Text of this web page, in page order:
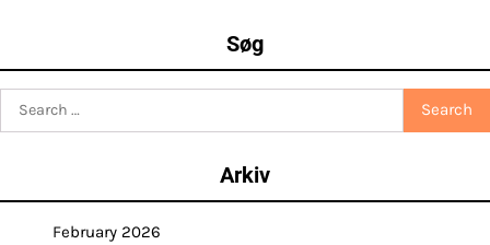
Søg
Arkiv
February 2026